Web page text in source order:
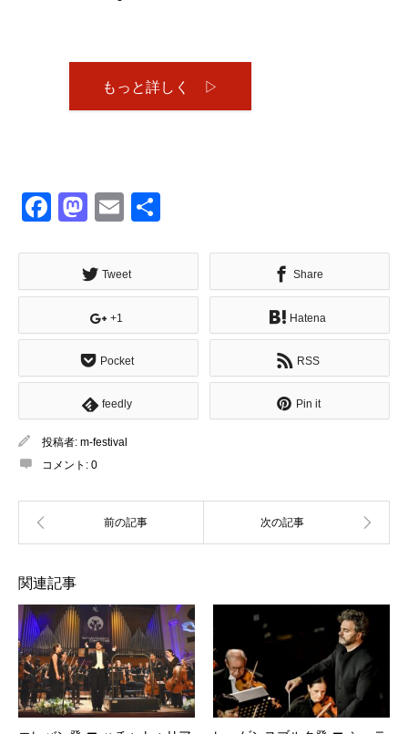
もっと詳しく ▷
Facebook
Mastodon
Email
Tweet Share
+1 Hatena
Pocket RSS
feedly Pin it
投稿者: m-festival
コメント: 0
関連記事